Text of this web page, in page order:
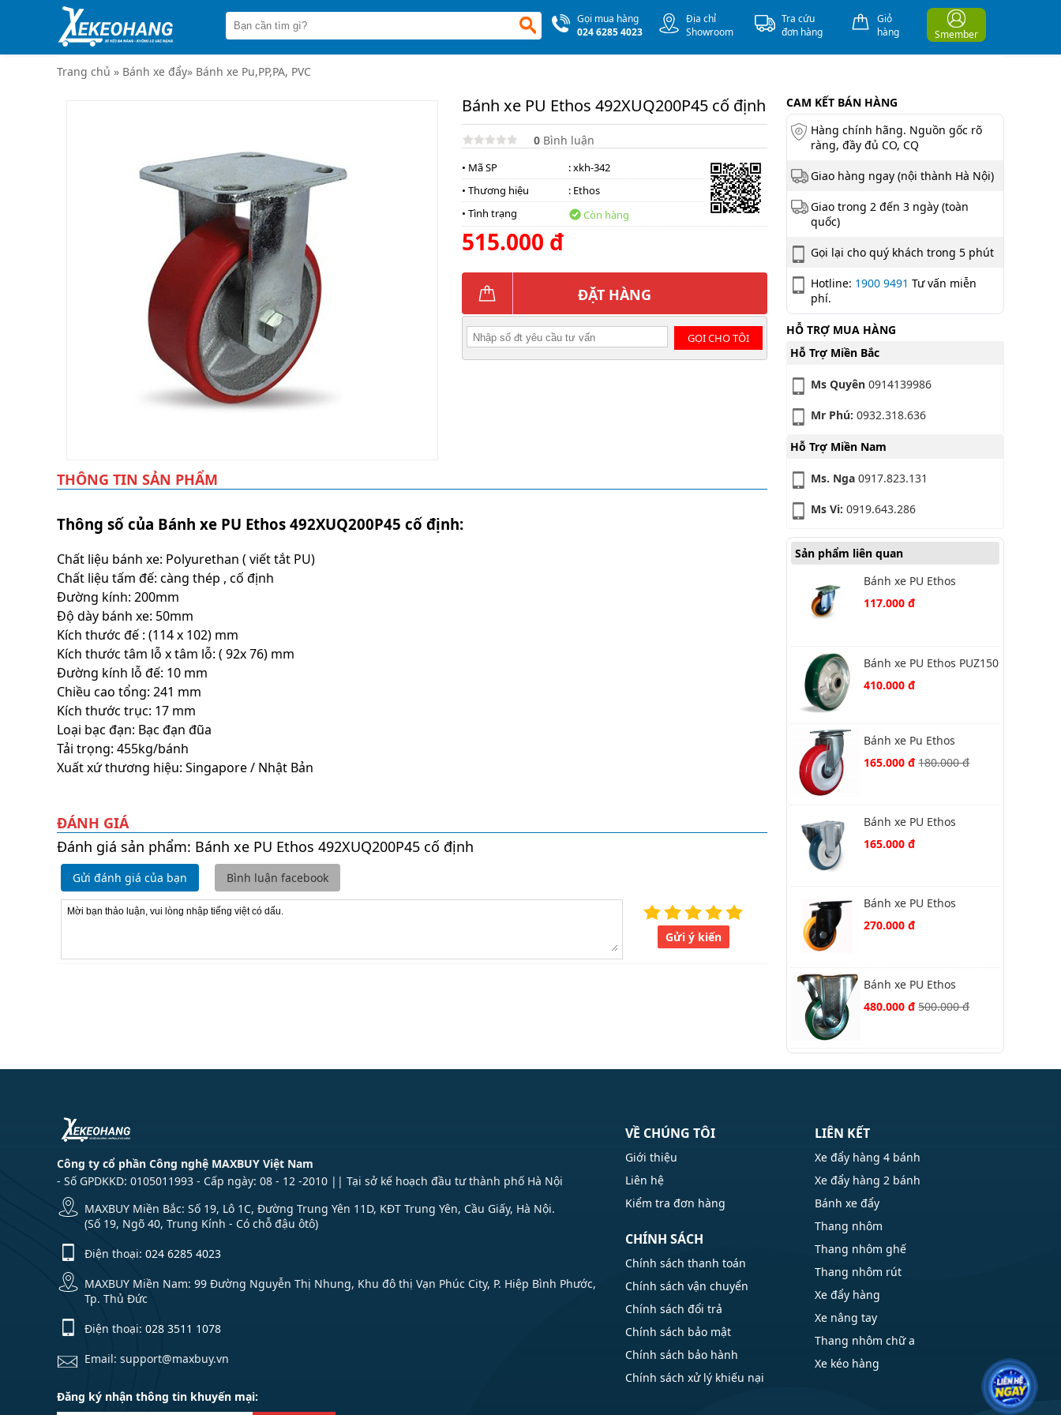
Gọi mua hàng
024 6285 4023
Địa chỉ
Showroom
Tra cứu
đơn hàng
Giỏ
hàng
Smember
Xe
Trang chủ » Bánh xe đẩy» Bánh xe Pu,PP,PA, PVC
Bánh xe PU Ethos 492XUQ200P45 cố định
0 Bình luận
• Mã SP
: xkh-342
• Thương hiệu
: Ethos
• Tình trạng
Còn hàng
515.000 đ
ĐẶT HÀNG
GỌI CHO TÔI
THÔNG TIN SẢN PHẨM
Thông số của Bánh xe PU Ethos 492XUQ200P45 cố định:
Chất liệu bánh xe: Polyurethan ( viết tắt PU)
Chất liệu tấm đế: càng thép , cố định
Đường kính: 200mm
Độ dày bánh xe: 50mm
Kích thước đế : (114 x 102) mm
Kích thước tâm lỗ x tâm lỗ: ( 92x 76) mm
Đường kính lỗ đế: 10 mm
Chiều cao tổng: 241 mm
Kích thước trục: 17 mm
Loại bạc đạn: Bạc đạn đũa
Tải trọng: 455kg/bánh
Xuất xứ thương hiệu: Singapore / Nhật Bản
ĐÁNH GIÁ
Đánh giá sản phẩm: Bánh xe PU Ethos 492XUQ200P45 cố định
Gửi đánh giá của bạn Bình luận facebook
Gửi ý kiến
CAM KẾT BÁN HÀNG
Hàng chính hãng. Nguồn gốc rõ
ràng, đầy đủ CO, CQ
Giao hàng ngay (nội thành Hà Nội)
Giao trong 2 đến 3 ngày (toàn
quốc)
Gọi lại cho quý khách trong 5 phút
Hotline: 1900 9491 Tư vấn miễn
phí.
HỖ TRỢ MUA HÀNG
Hỗ Trợ Miền Bắc
Ms Quyên 0914139986
Mr Phú: 0932.318.636
Hỗ Trợ Miền Nam
Ms. Nga 0917.823.131
Ms Vi: 0919.643.286
Sản phẩm liên quan
Bánh xe PU Ethos
261YPE100P01 xoay
117.000 đ
Bánh xe PU Ethos PUZ150
410.000 đ
Bánh xe Pu Ethos
271URY125P01 xoay
165.000 đ180.000 đ
Bánh xe PU Ethos
272UBY125P01 cố định
165.000 đ
Bánh xe PU Ethos
291UMH100P45
270.000 đ
Bánh xe PU Ethos
662PUZ150K02 cố định
480.000 đ500.000 đ
Công ty cổ phần Công nghệ MAXBUY Việt Nam
- Số GPDKKD: 0105011993 - Cấp ngày: 08 - 12 -2010 || Tại sở kế hoạch đầu tư thành phố Hà Nội
MAXBUY Miền Bắc: Số 19, Lô 1C, Đường Trung Yên 11D, KĐT Trung Yên, Cầu Giấy, Hà Nội.
(Số 19, Ngõ 40, Trung Kính - Có chỗ đậu ôtô)
Điện thoại: 024 6285 4023
MAXBUY Miền Nam: 99 Đường Nguyễn Thị Nhung, Khu đô thị Vạn Phúc City, P. Hiệp Bình Phước,
Tp. Thủ Đức
Điện thoại: 028 3511 1078
Email: support@maxbuy.vn
Đăng ký nhận thông tin khuyến mại:
VỀ CHÚNG TÔI
Giới thiệu
Liên hệ
Kiểm tra đơn hàng
CHÍNH SÁCH
Chính sách thanh toán
Chính sách vận chuyển
Chính sách đổi trả
Chính sách bảo mật
Chính sách bảo hành
Chính sách xử lý khiếu nại
LIÊN KẾT
Xe đẩy hàng 4 bánh
Xe đẩy hàng 2 bánh
Bánh xe đẩy
Thang nhôm
Thang nhôm ghế
Thang nhôm rút
Xe đẩy hàng
Xe nâng tay
Thang nhôm chữ a
Xe kéo hàng